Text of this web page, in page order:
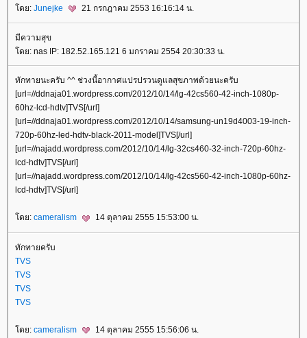
โดย: Junejke 21 กรกฎาคม 2553 16:16:14 น.
มีความสุข
โดย: nas IP: 182.52.165.121 6 มกราคม 2554 20:30:33 น.
ทักทายนะครับ ^^ ช่วงนี้อากาศแปรปรวนดูแลสุขภาพด้วยนะครับ
[url=//ddnaja01.wordpress.com/2012/10/14/lg-42cs560-42-inch-1080p-
60hz-lcd-hdtv]TVS[/url]
[url=//ddnaja01.wordpress.com/2012/10/14/samsung-un19d4003-19-inch-
720p-60hz-led-hdtv-black-2011-model]TVS[/url]
[url=//najadd.wordpress.com/2012/10/14/lg-32cs460-32-inch-720p-60hz-
lcd-hdtv]TVS[/url]
[url=//najadd.wordpress.com/2012/10/14/lg-42cs560-42-inch-1080p-60hz-
lcd-hdtv]TVS[/url]
โดย: cameralism 14 ตุลาคม 2555 15:53:00 น.
ทักทายครับ
TVS
TVS
TVS
TVS
โดย: cameralism 14 ตุลาคม 2555 15:56:06 น.